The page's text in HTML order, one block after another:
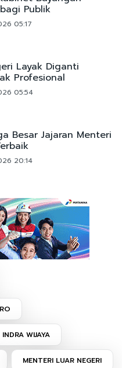
Publik
05:17
Layak Diganti
Profesional
05:54
Besar Jajaran Menteri
20:14
WIJAYA
MENTERI LUAR NEGERI